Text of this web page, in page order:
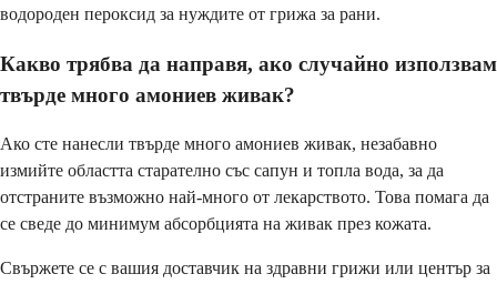
водороден пероксид за нуждите от грижа за рани.
Какво трябва да направя, ако случайно използвам
твърде много амониев живак?
Ако сте нанесли твърде много амониев живак, незабавно
измийте областта старателно със сапун и топла вода, за да
отстраните възможно най-много от лекарството. Това помага да
се сведе до минимум абсорбцията на живак през кожата.
Свържете се с вашия доставчик на здравни грижи или център за